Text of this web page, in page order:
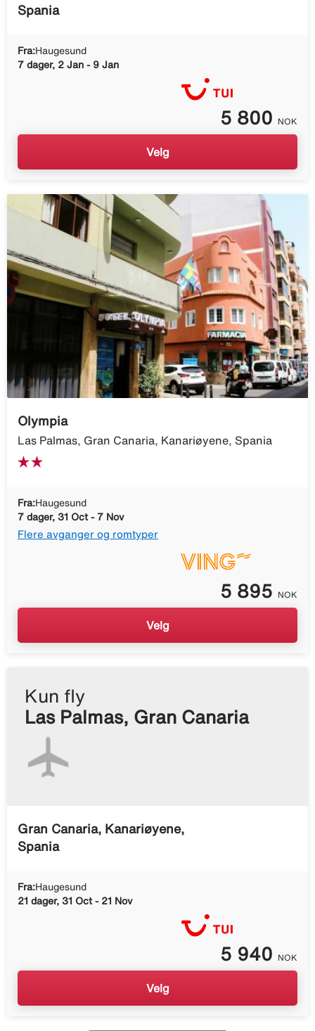
Spania
Fra:Haugesund
7 dager, 2 Jan - 9 Jan
5 800 NOK
Velg
Olympia
Las Palmas, Gran Canaria, Kanariøyene, Spania
Fra:Haugesund
7 dager, 31 Oct - 7 Nov
Flere avganger og romtyper
5 895 NOK
Velg
Kun fly
Las Palmas, Gran Canaria
Gran Canaria, Kanariøyene,
Spania
Fra:Haugesund
21 dager, 31 Oct - 21 Nov
5 940 NOK
Velg